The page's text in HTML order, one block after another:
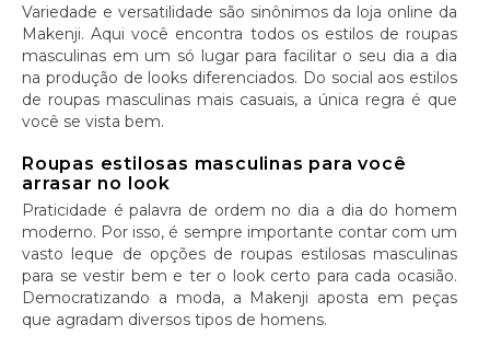
Variedade e versatilidade são sinônimos da loja online da
Makenji. Aqui você encontra todos os estilos de roupas
masculinas em um só lugar para facilitar o seu dia a dia
na produção de looks diferenciados. Do social aos estilos
de roupas masculinas mais casuais, a única regra é que
você se vista bem.
Roupas estilosas masculinas para você
arrasar no look
Praticidade é palavra de ordem no dia a dia do homem
moderno. Por isso, é sempre importante contar com um
vasto leque de opções de roupas estilosas masculinas
para se vestir bem e ter o look certo para cada ocasião.
Democratizando a moda, a Makenji aposta em peças
que agradam diversos tipos de homens.